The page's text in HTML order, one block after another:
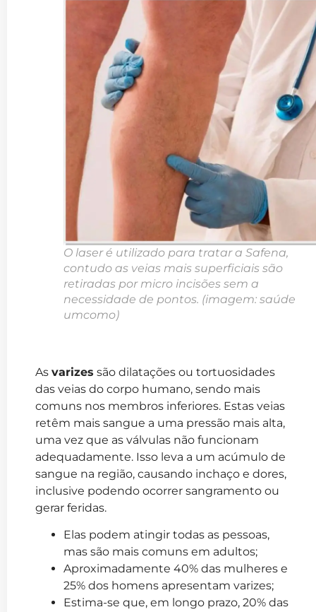
O laser é utilizado para tratar a Safena,
contudo as veias mais superficiais são
retiradas por micro incisões sem a
necessidade de pontos. (imagem: saúde
umcomo)
As varizes são dilatações ou tortuosidades
das veias do corpo humano, sendo mais
comuns nos membros inferiores. Estas veias
retêm mais sangue a uma pressão mais alta,
uma vez que as válvulas não funcionam
adequadamente. Isso leva a um acúmulo de
sangue na região, causando inchaço e dores,
inclusive podendo ocorrer sangramento ou
gerar feridas.
Elas podem atingir todas as pessoas,
mas são mais comuns em adultos;
Aproximadamente 40% das mulheres e
25% dos homens apresentam varizes;
Estima-se que, em longo prazo, 20% das